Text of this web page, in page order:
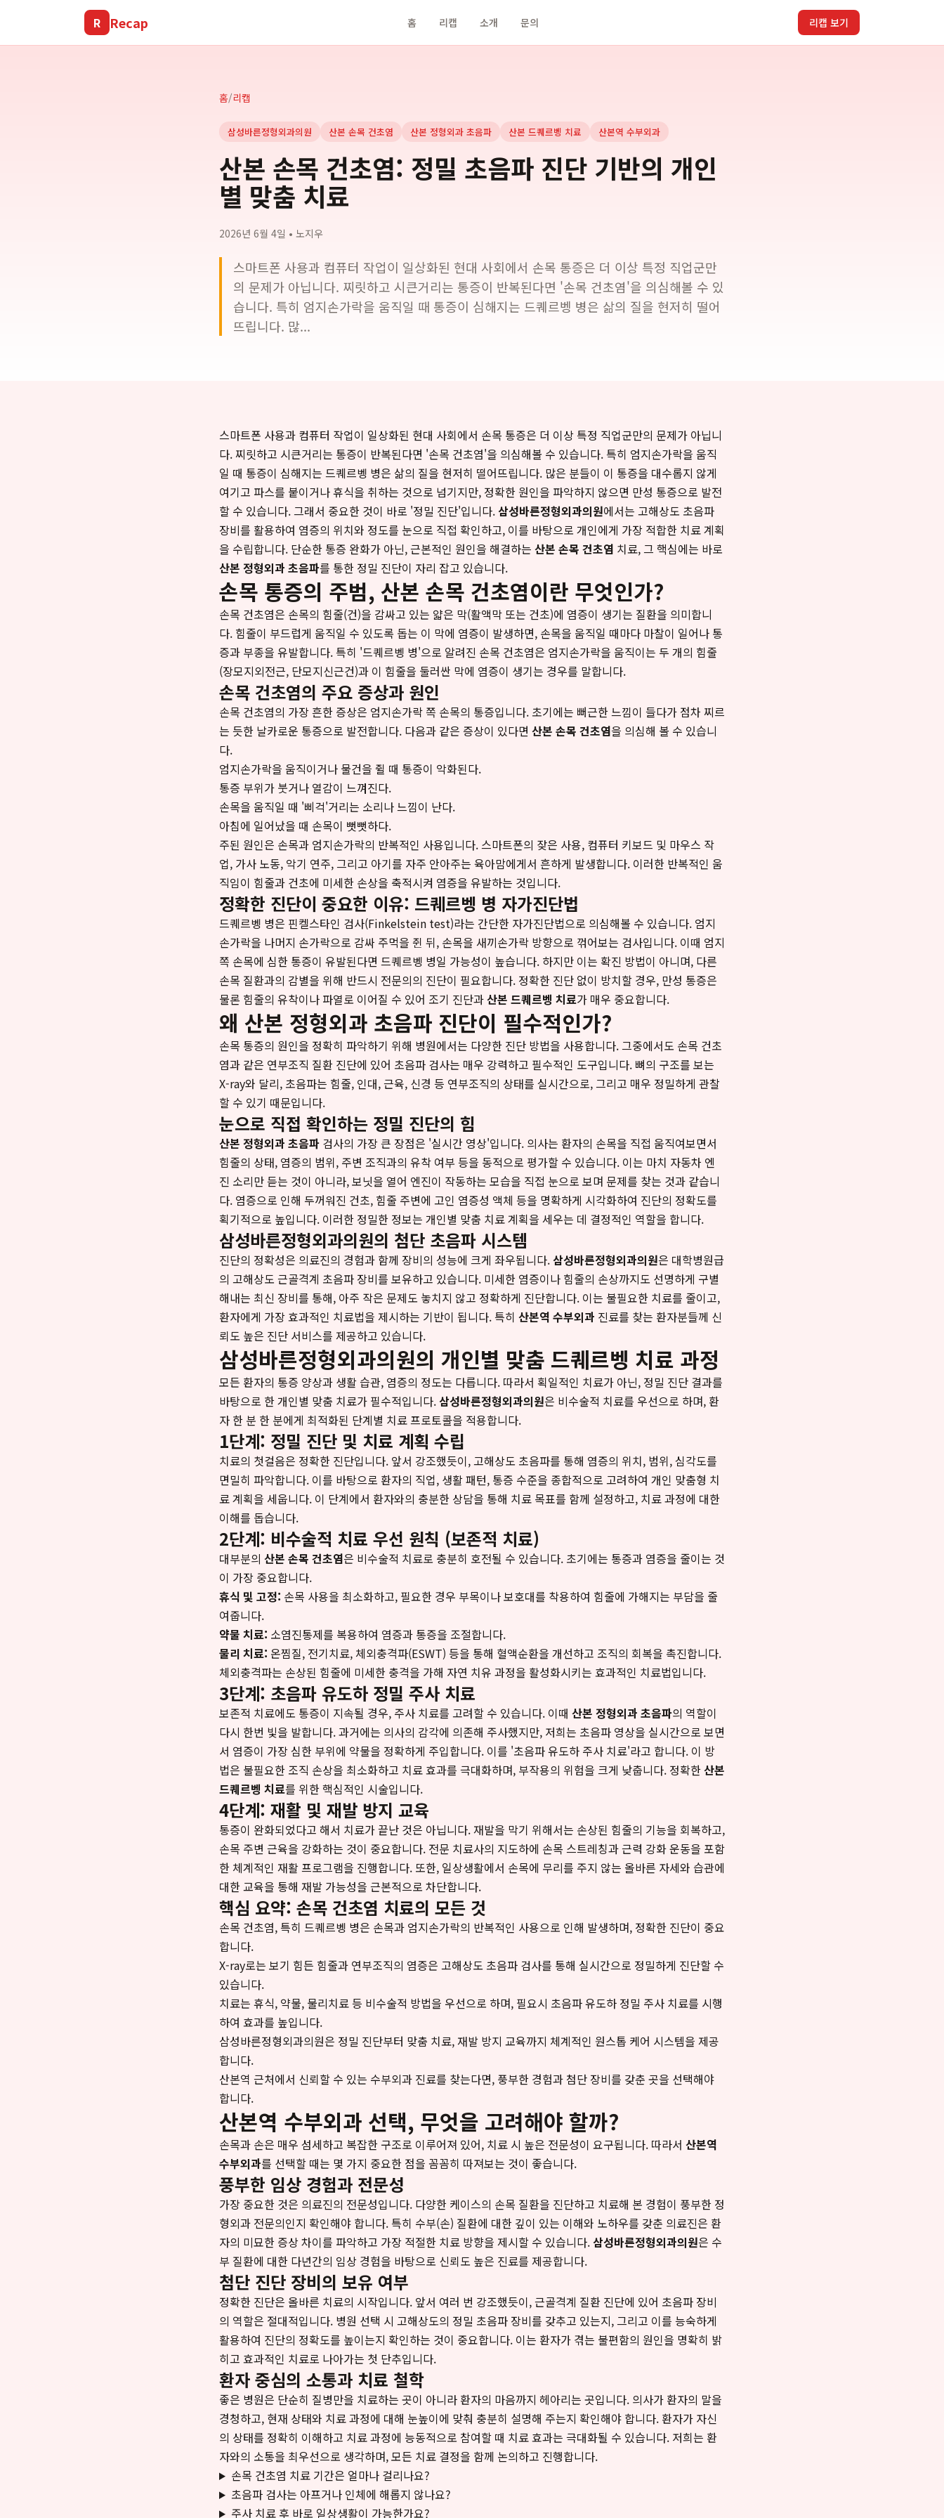
R Recap 홈 리캡 소개 문의 리캡 보기
홈/리캡
삼성바른정형외과의원 산본 손목 건초염 산본 정형외과 초음파 산본 드퀘르벵 치료 산본역 수부외과
산본 손목 건초염: 정밀 초음파 진단 기반의 개인
별 맞춤 치료
2026년 6월 4일 • 노지우
스마트폰 사용과 컴퓨터 작업이 일상화된 현대 사회에서 손목 통증은 더 이상 특정 직업군만
의 문제가 아닙니다. 찌릿하고 시큰거리는 통증이 반복된다면 '손목 건초염'을 의심해볼 수 있
습니다. 특히 엄지손가락을 움직일 때 통증이 심해지는 드퀘르벵 병은 삶의 질을 현저히 떨어
뜨립니다. 많...
스마트폰 사용과 컴퓨터 작업이 일상화된 현대 사회에서 손목 통증은 더 이상 특정 직업군만의 문제가 아닙니
다. 찌릿하고 시큰거리는 통증이 반복된다면 '손목 건초염'을 의심해볼 수 있습니다. 특히 엄지손가락을 움직
일 때 통증이 심해지는 드퀘르벵 병은 삶의 질을 현저히 떨어뜨립니다. 많은 분들이 이 통증을 대수롭지 않게
여기고 파스를 붙이거나 휴식을 취하는 것으로 넘기지만, 정확한 원인을 파악하지 않으면 만성 통증으로 발전
할 수 있습니다. 그래서 중요한 것이 바로 '정밀 진단'입니다. 삼성바른정형외과의원에서는 고해상도 초음파
장비를 활용하여 염증의 위치와 정도를 눈으로 직접 확인하고, 이를 바탕으로 개인에게 가장 적합한 치료 계획
을 수립합니다. 단순한 통증 완화가 아닌, 근본적인 원인을 해결하는 산본 손목 건초염 치료, 그 핵심에는 바로
산본 정형외과 초음파를 통한 정밀 진단이 자리 잡고 있습니다.
손목 통증의 주범, 산본 손목 건초염이란 무엇인가?
손목 건초염은 손목의 힘줄(건)을 감싸고 있는 얇은 막(활액막 또는 건초)에 염증이 생기는 질환을 의미합니
다. 힘줄이 부드럽게 움직일 수 있도록 돕는 이 막에 염증이 발생하면, 손목을 움직일 때마다 마찰이 일어나 통
증과 부종을 유발합니다. 특히 '드퀘르벵 병'으로 알려진 손목 건초염은 엄지손가락을 움직이는 두 개의 힘줄
(장모지외전근, 단모지신근건)과 이 힘줄을 둘러싼 막에 염증이 생기는 경우를 말합니다.
손목 건초염의 주요 증상과 원인
손목 건초염의 가장 흔한 증상은 엄지손가락 쪽 손목의 통증입니다. 초기에는 뻐근한 느낌이 들다가 점차 찌르
는 듯한 날카로운 통증으로 발전합니다. 다음과 같은 증상이 있다면 산본 손목 건초염을 의심해 볼 수 있습니
다.
엄지손가락을 움직이거나 물건을 쥘 때 통증이 악화된다.
통증 부위가 붓거나 열감이 느껴진다.
손목을 움직일 때 '삐걱'거리는 소리나 느낌이 난다.
아침에 일어났을 때 손목이 뻣뻣하다.
주된 원인은 손목과 엄지손가락의 반복적인 사용입니다. 스마트폰의 잦은 사용, 컴퓨터 키보드 및 마우스 작
업, 가사 노동, 악기 연주, 그리고 아기를 자주 안아주는 육아맘에게서 흔하게 발생합니다. 이러한 반복적인 움
직임이 힘줄과 건초에 미세한 손상을 축적시켜 염증을 유발하는 것입니다.
정확한 진단이 중요한 이유: 드퀘르벵 병 자가진단법
드퀘르벵 병은 핀켈스타인 검사(Finkelstein test)라는 간단한 자가진단법으로 의심해볼 수 있습니다. 엄지
손가락을 나머지 손가락으로 감싸 주먹을 쥔 뒤, 손목을 새끼손가락 방향으로 꺾어보는 검사입니다. 이때 엄지
쪽 손목에 심한 통증이 유발된다면 드퀘르벵 병일 가능성이 높습니다. 하지만 이는 확진 방법이 아니며, 다른
손목 질환과의 감별을 위해 반드시 전문의의 진단이 필요합니다. 정확한 진단 없이 방치할 경우, 만성 통증은
물론 힘줄의 유착이나 파열로 이어질 수 있어 조기 진단과산본 드퀘르벵 치료가 매우 중요합니다.
왜 산본 정형외과 초음파 진단이 필수적인가?
손목 통증의 원인을 정확히 파악하기 위해 병원에서는 다양한 진단 방법을 사용합니다. 그중에서도 손목 건초
염과 같은 연부조직 질환 진단에 있어 초음파 검사는 매우 강력하고 필수적인 도구입니다. 뼈의 구조를 보는
X-ray와 달리, 초음파는 힘줄, 인대, 근육, 신경 등 연부조직의 상태를 실시간으로, 그리고 매우 정밀하게 관찰
할 수 있기 때문입니다.
눈으로 직접 확인하는 정밀 진단의 힘
산본 정형외과 초음파 검사의 가장 큰 장점은 '실시간 영상'입니다. 의사는 환자의 손목을 직접 움직여보면서
힘줄의 상태, 염증의 범위, 주변 조직과의 유착 여부 등을 동적으로 평가할 수 있습니다. 이는 마치 자동차 엔
진 소리만 듣는 것이 아니라, 보닛을 열어 엔진이 작동하는 모습을 직접 눈으로 보며 문제를 찾는 것과 같습니
다. 염증으로 인해 두꺼워진 건초, 힘줄 주변에 고인 염증성 액체 등을 명확하게 시각화하여 진단의 정확도를
획기적으로 높입니다. 이러한 정밀한 정보는 개인별 맞춤 치료 계획을 세우는 데 결정적인 역할을 합니다.
삼성바른정형외과의원의 첨단 초음파 시스템
진단의 정확성은 의료진의 경험과 함께 장비의 성능에 크게 좌우됩니다. 삼성바른정형외과의원은 대학병원급
의 고해상도 근골격계 초음파 장비를 보유하고 있습니다. 미세한 염증이나 힘줄의 손상까지도 선명하게 구별
해내는 최신 장비를 통해, 아주 작은 문제도 놓치지 않고 정확하게 진단합니다. 이는 불필요한 치료를 줄이고,
환자에게 가장 효과적인 치료법을 제시하는 기반이 됩니다. 특히 산본역 수부외과 진료를 찾는 환자분들께 신
뢰도 높은 진단 서비스를 제공하고 있습니다.
삼성바른정형외과의원의 개인별 맞춤 드퀘르벵 치료 과정
모든 환자의 통증 양상과 생활 습관, 염증의 정도는 다릅니다. 따라서 획일적인 치료가 아닌, 정밀 진단 결과를
바탕으로 한 개인별 맞춤 치료가 필수적입니다. 삼성바른정형외과의원은 비수술적 치료를 우선으로 하며, 환
자 한 분 한 분에게 최적화된 단계별 치료 프로토콜을 적용합니다.
1단계: 정밀 진단 및 치료 계획 수립
치료의 첫걸음은 정확한 진단입니다. 앞서 강조했듯이, 고해상도 초음파를 통해 염증의 위치, 범위, 심각도를
면밀히 파악합니다. 이를 바탕으로 환자의 직업, 생활 패턴, 통증 수준을 종합적으로 고려하여 개인 맞춤형 치
료 계획을 세웁니다. 이 단계에서 환자와의 충분한 상담을 통해 치료 목표를 함께 설정하고, 치료 과정에 대한
이해를 돕습니다.
2단계: 비수술적 치료 우선 원칙 (보존적 치료)
대부분의 산본 손목 건초염은 비수술적 치료로 충분히 호전될 수 있습니다. 초기에는 통증과 염증을 줄이는 것
이 가장 중요합니다.
휴식 및 고정: 손목 사용을 최소화하고, 필요한 경우 부목이나 보호대를 착용하여 힘줄에 가해지는 부담을 줄
여줍니다.
약물 치료: 소염진통제를 복용하여 염증과 통증을 조절합니다.
물리 치료: 온찜질, 전기치료, 체외충격파(ESWT) 등을 통해 혈액순환을 개선하고 조직의 회복을 촉진합니다.
체외충격파는 손상된 힘줄에 미세한 충격을 가해 자연 치유 과정을 활성화시키는 효과적인 치료법입니다.
3단계: 초음파 유도하 정밀 주사 치료
보존적 치료에도 통증이 지속될 경우, 주사 치료를 고려할 수 있습니다. 이때 산본 정형외과 초음파의 역할이
다시 한번 빛을 발합니다. 과거에는 의사의 감각에 의존해 주사했지만, 저희는 초음파 영상을 실시간으로 보면
서 염증이 가장 심한 부위에 약물을 정확하게 주입합니다. 이를 '초음파 유도하 주사 치료'라고 합니다. 이 방
법은 불필요한 조직 손상을 최소화하고 치료 효과를 극대화하며, 부작용의 위험을 크게 낮춥니다. 정확한산본
드퀘르벵 치료를 위한 핵심적인 시술입니다.
4단계: 재활 및 재발 방지 교육
통증이 완화되었다고 해서 치료가 끝난 것은 아닙니다. 재발을 막기 위해서는 손상된 힘줄의 기능을 회복하고,
손목 주변 근육을 강화하는 것이 중요합니다. 전문 치료사의 지도하에 손목 스트레칭과 근력 강화 운동을 포함
한 체계적인 재활 프로그램을 진행합니다. 또한, 일상생활에서 손목에 무리를 주지 않는 올바른 자세와 습관에
대한 교육을 통해 재발 가능성을 근본적으로 차단합니다.
핵심 요약: 손목 건초염 치료의 모든 것
손목 건초염, 특히 드퀘르벵 병은 손목과 엄지손가락의 반복적인 사용으로 인해 발생하며, 정확한 진단이 중요
합니다.
X-ray로는 보기 힘든 힘줄과 연부조직의 염증은 고해상도 초음파 검사를 통해 실시간으로 정밀하게 진단할 수
있습니다.
치료는 휴식, 약물, 물리치료 등 비수술적 방법을 우선으로 하며, 필요시 초음파 유도하 정밀 주사 치료를 시행
하여 효과를 높입니다.
삼성바른정형외과의원은 정밀 진단부터 맞춤 치료, 재발 방지 교육까지 체계적인 원스톱 케어 시스템을 제공
합니다.
산본역 근처에서 신뢰할 수 있는 수부외과 진료를 찾는다면, 풍부한 경험과 첨단 장비를 갖춘 곳을 선택해야
합니다.
산본역 수부외과 선택, 무엇을 고려해야 할까?
손목과 손은 매우 섬세하고 복잡한 구조로 이루어져 있어, 치료 시 높은 전문성이 요구됩니다. 따라서 산본역
수부외과를 선택할 때는 몇 가지 중요한 점을 꼼꼼히 따져보는 것이 좋습니다.
풍부한 임상 경험과 전문성
가장 중요한 것은 의료진의 전문성입니다. 다양한 케이스의 손목 질환을 진단하고 치료해 본 경험이 풍부한 정
형외과 전문의인지 확인해야 합니다. 특히 수부(손) 질환에 대한 깊이 있는 이해와 노하우를 갖춘 의료진은 환
자의 미묘한 증상 차이를 파악하고 가장 적절한 치료 방향을 제시할 수 있습니다. 삼성바른정형외과의원은 수
부 질환에 대한 다년간의 임상 경험을 바탕으로 신뢰도 높은 진료를 제공합니다.
첨단 진단 장비의 보유 여부
정확한 진단은 올바른 치료의 시작입니다. 앞서 여러 번 강조했듯이, 근골격계 질환 진단에 있어 초음파 장비
의 역할은 절대적입니다. 병원 선택 시 고해상도의 정밀 초음파 장비를 갖추고 있는지, 그리고 이를 능숙하게
활용하여 진단의 정확도를 높이는지 확인하는 것이 중요합니다. 이는 환자가 겪는 불편함의 원인을 명확히 밝
히고 효과적인 치료로 나아가는 첫 단추입니다.
환자 중심의 소통과 치료 철학
좋은 병원은 단순히 질병만을 치료하는 곳이 아니라 환자의 마음까지 헤아리는 곳입니다. 의사가 환자의 말을
경청하고, 현재 상태와 치료 과정에 대해 눈높이에 맞춰 충분히 설명해 주는지 확인해야 합니다. 환자가 자신
의 상태를 정확히 이해하고 치료 과정에 능동적으로 참여할 때 치료 효과는 극대화될 수 있습니다. 저희는 환
자와의 소통을 최우선으로 생각하며, 모든 치료 결정을 함께 논의하고 진행합니다.
손목 건초염 치료 기간은 얼마나 걸리나요?
초음파 검사는 아프거나 인체에 해롭지 않나요?
주사 치료 후 바로 일상생활이 가능한가요?